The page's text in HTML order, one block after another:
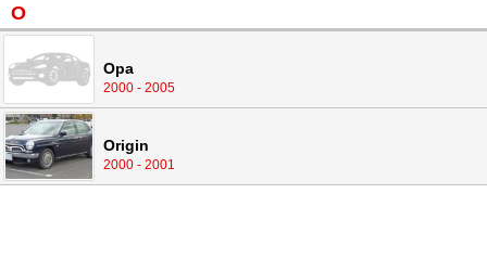
O
Opa
2000 - 2005
Origin
2000 - 2001